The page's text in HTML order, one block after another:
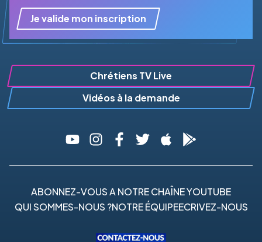
Je valide mon inscription
Chrétiens TV Live
Vidéos à la demande
ABONNEZ-VOUS A NOTRE CHAÎNE YOUTUBE
QUI SOMMES-NOUS ?NOTRE ÉQUIPEECRIVEZ-NOUS